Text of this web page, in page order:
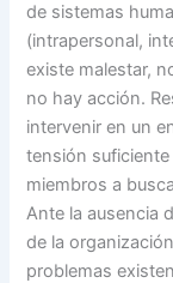
de sistemas
(intrapersonal,
existe malestar,
no hay acción.
intervenir en un
tensión
miembros a
Ante la ausencia
de la
problemas